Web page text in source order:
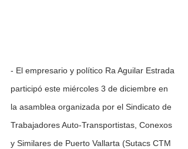
- El empresario y político Ra Aguilar Estrada
participó este miércoles 3 de diciembre en
la asamblea organizada por el Sindicato de
Trabajadores Auto-Transportistas, Conexos
y Similares de Puerto Vallarta (Sutacs CTM